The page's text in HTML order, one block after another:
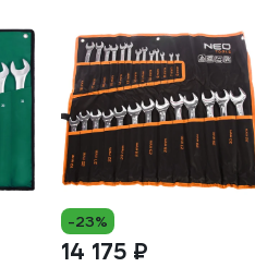
-23%
14 175 ₽